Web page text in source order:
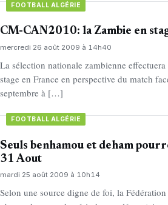
FOOTBALL ALGÉRIE
CM-CAN2010: la Zambie en
mercredi 26 août 2009 à 14h40
La sélection nationale zambienne
stage en France en perspective du match
septembre à […]
FOOTBALL ALGÉRIE
Seuls benhamou et deham
31 Aout
mardi 25 août 2009 à 10h14
Selon une source digne de foi, la